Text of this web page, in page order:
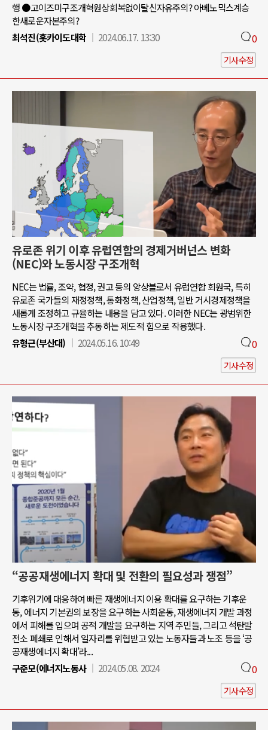
행 ●고이즈미구조개혁원상회복없이탈신자유주의? 아베노믹스계승
한새로운자본주의?
최석진(홋카이도대학
2024.06.17. 13:30 0
기사수정
유로존 위기 이후 유럽연합의 경제거버넌스 변화
(NEC)와 노동시장 구조개혁
NEC는 법률, 조약, 협정, 권고 등의 앙상블로서 유럽연합 회원국, 특히
유로존 국가들의 재정정책, 통화정책, 산업정책, 일반 거시경제정책을
새롭게 조정하고 규율하는 내용을 담고 있다. 이러한 NEC는 광범위한
노동시장 구조개혁을 추동하는 제도적 힘으로 작용했다.
유형근(부산대)
2024.05.16. 10:49 0
기사수정
“공공재생에너지 확대 및 전환의 필요성과 쟁점”
기후위기에 대응하여 빠른 재생에너지 이용 확대를 요구하는 기후운
동, 에너지 기본권의 보장을 요구하는 사회운동, 재생에너지 개발 과정
에서 피해를 입으며 공적 개발을 요구하는 지역 주민들, 그리고 석탄발
전소 폐쇄로 인해서 일자리를 위협받고 있는 노동자들과 노조 등을 ‘공
공재생에너지 확대’라...
구준모(에너지노동사
2024.05.08. 20:24 0
기사수정